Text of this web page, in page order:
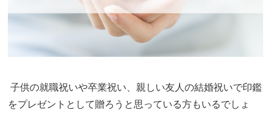
子供の就職祝いや卒業祝い、親しい友人の結婚祝いで印鑑
をプレゼントとして贈ろうと思っている方もいるでしょ